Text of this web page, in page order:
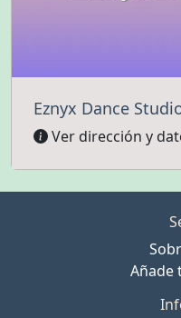
Eznyx Dance
Ver dirección y
Añade